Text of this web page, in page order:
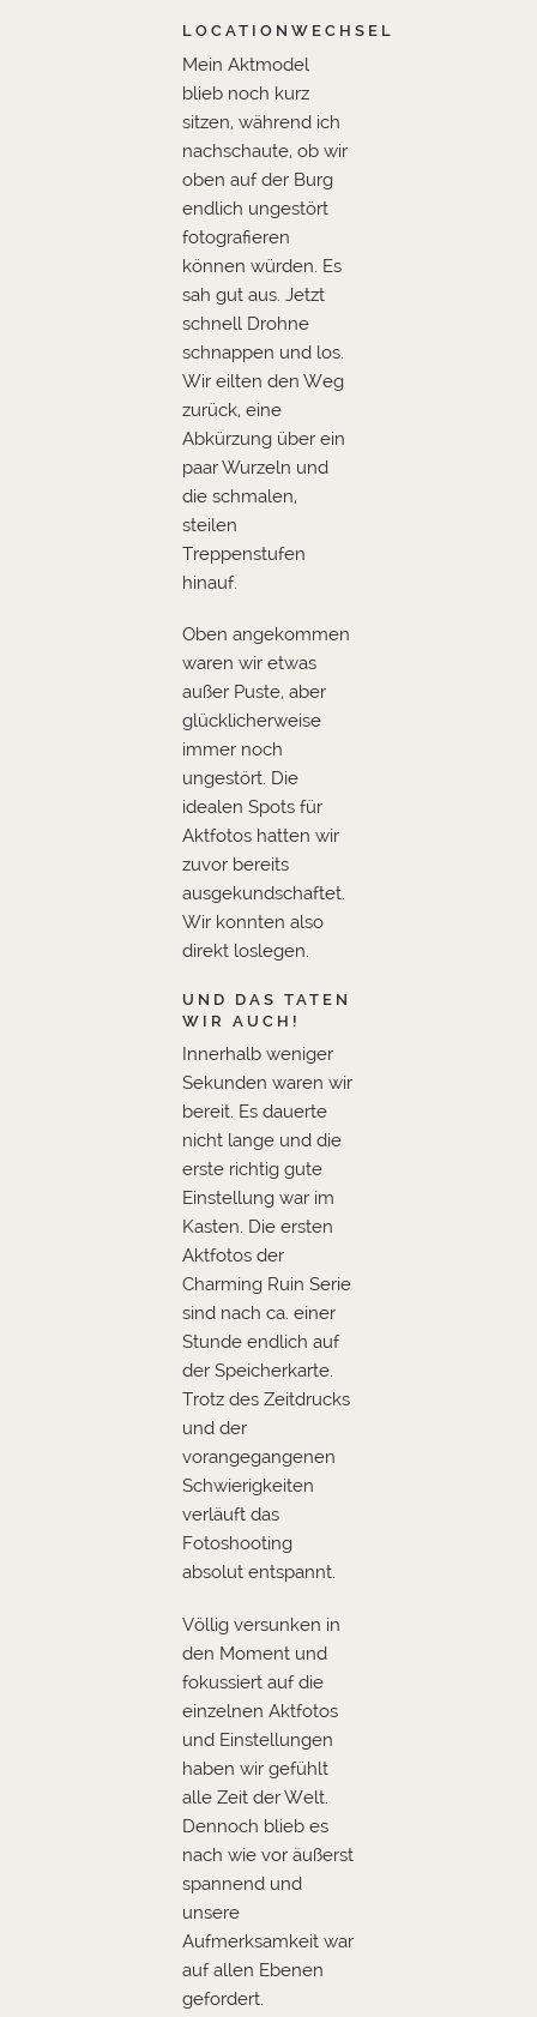
LOCATIONWECHSEL
Mein Aktmodel
blieb noch kurz
sitzen, während ich
nachschaute, ob wir
oben auf der Burg
endlich ungestört
fotografieren
können würden. Es
sah gut aus. Jetzt
schnell Drohne
schnappen und los.
Wir eilten den Weg
zurück, eine
Abkürzung über ein
paar Wurzeln und
die schmalen,
steilen
Treppenstufen
hinauf.
Oben angekommen
waren wir etwas
außer Puste, aber
glücklicherweise
immer noch
ungestört. Die
idealen Spots für
Aktfotos hatten wir
zuvor bereits
ausgekundschaftet.
Wir konnten also
direkt loslegen.
UND DAS TATEN
WIR AUCH!
Innerhalb weniger
Sekunden waren wir
bereit. Es dauerte
nicht lange und die
erste richtig gute
Einstellung war im
Kasten. Die ersten
Aktfotos der
Charming Ruin Serie
sind nach ca. einer
Stunde endlich auf
der Speicherkarte.
Trotz des Zeitdrucks
und der
vorangegangenen
Schwierigkeiten
verläuft das
Fotoshooting
absolut entspannt.
Völlig versunken in
den Moment und
fokussiert auf die
einzelnen Aktfotos
und Einstellungen
haben wir gefühlt
alle Zeit der Welt.
Dennoch blieb es
nach wie vor äußerst
spannend und
unsere
Aufmerksamkeit war
auf allen Ebenen
gefordert.